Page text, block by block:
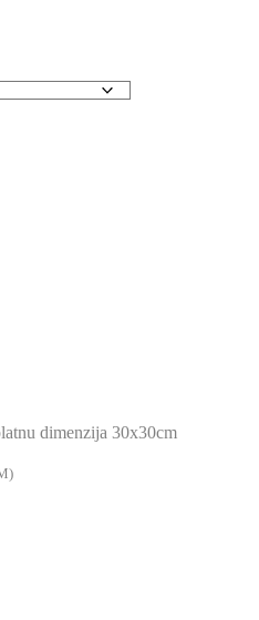
dimenzija 30x30cm
)